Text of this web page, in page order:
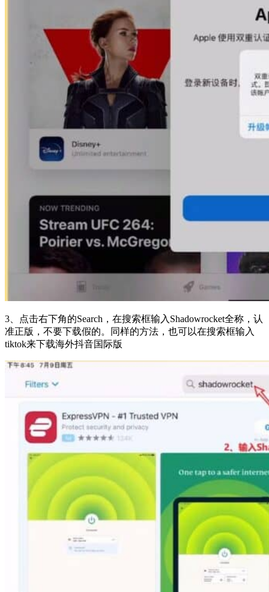
3、点击右下角的Search，在搜索框输入Shadowrocket全称，认
准正版，不要下载假的。同样的方法，也可以在搜索框输入
tiktok来下载海外抖音国际版